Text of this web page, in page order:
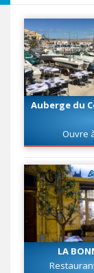
Auberge du
Ouvre
LA